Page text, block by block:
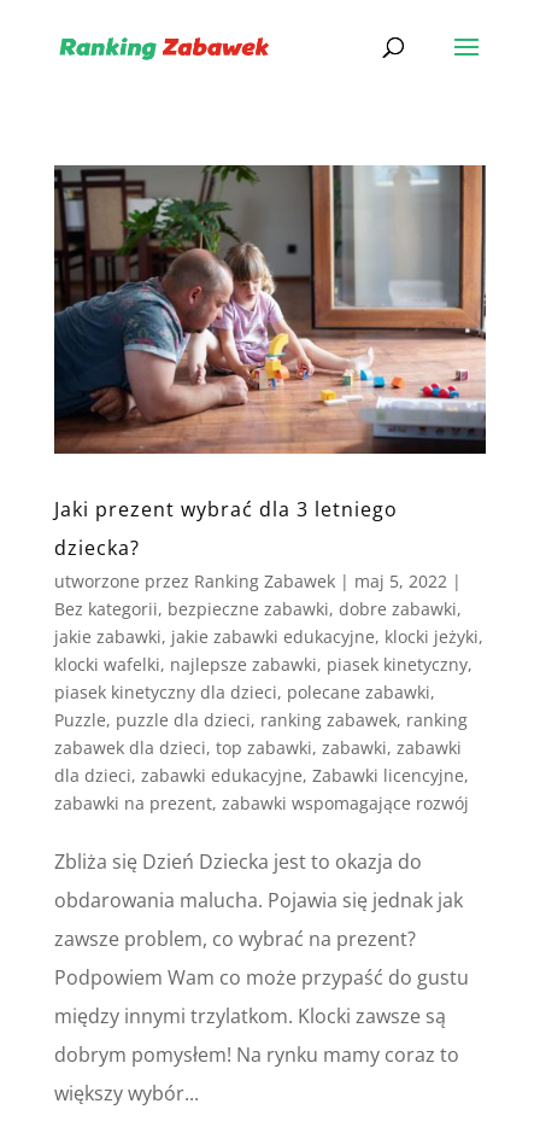
Jaki prezent wybrać dla 3 letniego
dziecka?
utworzone przez Ranking Zabawek| maj 5, 2022|
Bez kategorii, bezpieczne zabawki, dobre zabawki,
jakie zabawki, jakie zabawki edukacyjne, klocki jeżyki,
klocki wafelki, najlepsze zabawki, piasek kinetyczny,
piasek kinetyczny dla dzieci, polecane zabawki,
Puzzle, puzzle dla dzieci, ranking zabawek, ranking
zabawek dla dzieci, top zabawki, zabawki, zabawki
dla dzieci, zabawki edukacyjne, Zabawki licencyjne,
zabawki na prezent, zabawki wspomagające rozwój
Zbliża się Dzień Dziecka jest to okazja do
obdarowania malucha. Pojawia się jednak jak
zawsze problem, co wybrać na prezent?
Podpowiem Wam co może przypaść do gustu
między innymi trzylatkom. Klocki zawsze są
dobrym pomysłem! Na rynku mamy coraz to
większy wybór...